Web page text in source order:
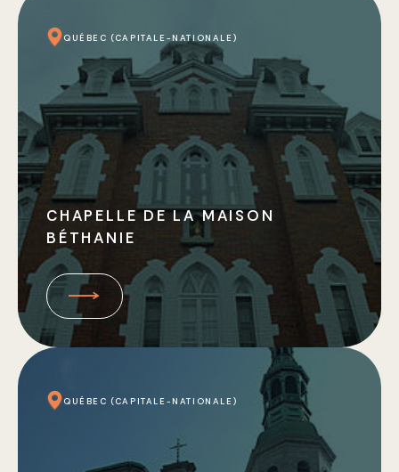
QUÉBEC (CAPITALE-NATIONALE)
CHAPELLE DE LA MAISON
BÉTHANIE
QUÉBEC (CAPITALE-NATIONALE)